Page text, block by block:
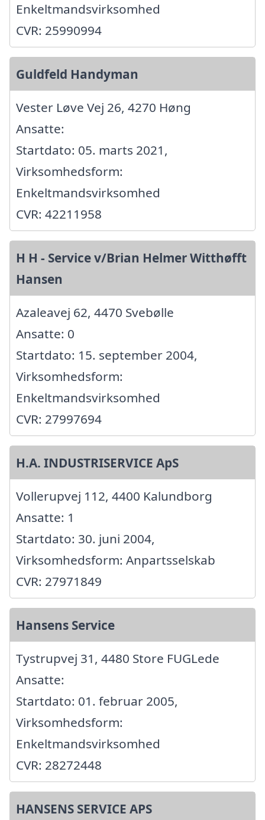
Enkeltmandsvirksomhed
CVR: 25990994
Guldfeld Handyman
Vester Løve Vej 26, 4270 Høng
Ansatte:
Startdato: 05. marts 2021,
Virksomhedsform:
Enkeltmandsvirksomhed
CVR: 42211958
H H - Service v/Brian Helmer Witthøfft
Hansen
Azaleavej 62, 4470 Svebølle
Ansatte: 0
Startdato: 15. september 2004,
Virksomhedsform:
Enkeltmandsvirksomhed
CVR: 27997694
H.A. INDUSTRISERVICE ApS
Vollerupvej 112, 4400 Kalundborg
Ansatte: 1
Startdato: 30. juni 2004,
Virksomhedsform: Anpartsselskab
CVR: 27971849
Hansens Service
Tystrupvej 31, 4480 Store FUGLede
Ansatte:
Startdato: 01. februar 2005,
Virksomhedsform:
Enkeltmandsvirksomhed
CVR: 28272448
HANSENS SERVICE APS